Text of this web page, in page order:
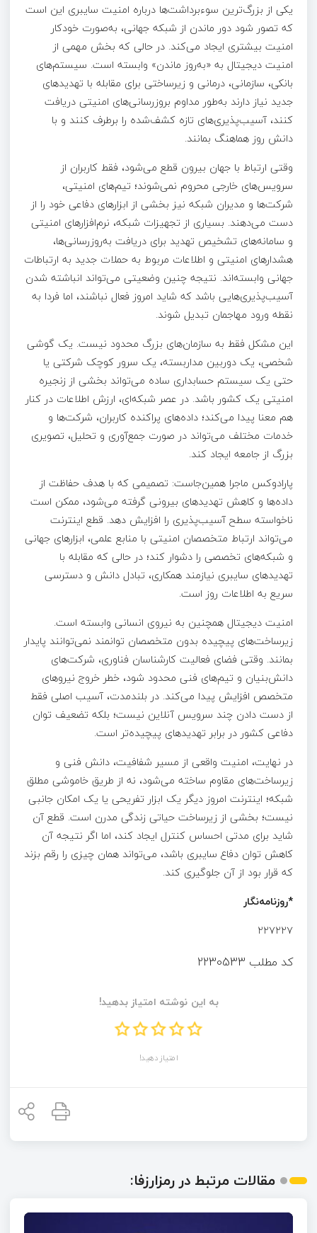
یکی از بزرگ‌ترین سوءبرداشت‌ها درباره امنیت سایبری این است
که تصور شود دور ماندن از شبکه جهانی، به‌صورت خودکار
امنیت بیشتری ایجاد می‌کند. در حالی که بخش مهمی از
امنیت دیجیتال به «به‌روز ماندن» وابسته است. سیستم‌های
بانکی، سازمانی، درمانی و زیرساختی برای مقابله با تهدیدهای
جدید نیاز دارند به‌طور مداوم بروزرسانی‌های امنیتی دریافت
کنند، آسیب‌پذیری‌های تازه کشف‌شده را برطرف کنند و با
دانش روز هماهنگ بمانند.
وقتی ارتباط با جهان بیرون قطع می‌شود، فقط کاربران از
سرویس‌های خارجی محروم نمی‌شوند؛ تیم‌های امنیتی،
شرکت‌ها و مدیران شبکه نیز بخشی از ابزارهای دفاعی خود را از
دست می‌دهند. بسیاری از تجهیزات شبکه، نرم‌افزارهای امنیتی
و سامانه‌های تشخیص تهدید برای دریافت به‌روزرسانی‌ها،
هشدارهای امنیتی و اطلاعات مربوط به حملات جدید به ارتباطات
جهانی وابسته‌اند. نتیجه چنین وضعیتی می‌تواند انباشته شدن
آسیب‌پذیری‌هایی باشد که شاید امروز فعال نباشند، اما فردا به
نقطه ورود مهاجمان تبدیل شوند.
این مشکل فقط به سازمان‌های بزرگ محدود نیست. یک گوشی
شخصی، یک دوربین مداربسته، یک سرور کوچک شرکتی یا
حتی یک سیستم حسابداری ساده می‌تواند بخشی از زنجیره
امنیتی یک کشور باشد. در عصر شبکه‌ای، ارزش اطلاعات در کنار
هم معنا پیدا می‌کند؛ داده‌های پراکنده کاربران، شرکت‌ها و
خدمات مختلف می‌تواند در صورت جمع‌آوری و تحلیل، تصویری
بزرگ از جامعه ایجاد کند.
پارادوکس ماجرا همین‌جاست: تصمیمی که با هدف حفاظت از
داده‌ها و کاهش تهدیدهای بیرونی گرفته می‌شود، ممکن است
ناخواسته سطح آسیب‌پذیری را افزایش دهد. قطع اینترنت
می‌تواند ارتباط متخصصان امنیتی با منابع علمی، ابزارهای جهانی
و شبکه‌های تخصصی را دشوار کند؛ در حالی که مقابله با
تهدیدهای سایبری نیازمند همکاری، تبادل دانش و دسترسی
سریع به اطلاعات روز است.
امنیت دیجیتال همچنین به نیروی انسانی وابسته است.
زیرساخت‌های پیچیده بدون متخصصان توانمند نمی‌توانند پایدار
بمانند. وقتی فضای فعالیت کارشناسان فناوری، شرکت‌های
دانش‌بنیان و تیم‌های فنی محدود شود، خطر خروج نیروهای
متخصص افزایش پیدا می‌کند. در بلندمدت، آسیب اصلی فقط
از دست دادن چند سرویس آنلاین نیست؛ بلکه تضعیف توان
دفاعی کشور در برابر تهدیدهای پیچیده‌تر است.
در نهایت، امنیت واقعی از مسیر شفافیت، دانش فنی و
زیرساخت‌های مقاوم ساخته می‌شود، نه از طریق خاموشی مطلق
شبکه؛ اینترنت امروز دیگر یک ابزار تفریحی یا یک امکان جانبی
نیست؛ بخشی از زیرساخت حیاتی زندگی مدرن است. قطع آن
شاید برای مدتی احساس کنترل ایجاد کند، اما اگر نتیجه آن
کاهش توان دفاع سایبری باشد، می‌تواند همان چیزی را رقم بزند
که قرار بود از آن جلوگیری کند.
*روزنامه‌نگار
۲۲۷۲۲۷
کد مطلب 2230533
به این نوشته امتیاز بدهید!
امتیاز دهید!
مقالات مرتبط در رمزارزفا: